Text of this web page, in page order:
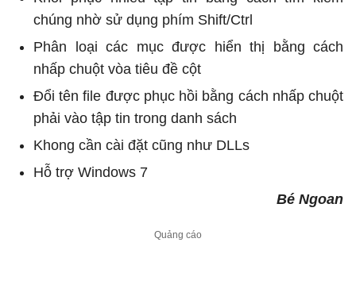
chúng nhờ sử dụng phím Shift/Ctrl
Phân loại các mục được hiển thị bằng cách
nhấp chuột vòa tiêu đề cột
Đổi tên file được phục hồi bằng cách nhấp chuột
phải vào tập tin trong danh sách
Khong cần cài đặt cũng như DLLs
Hỗ trợ Windows 7
Bé Ngoan